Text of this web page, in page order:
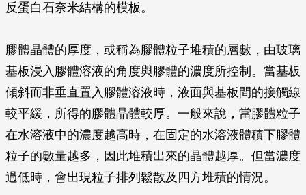
反蛋白石奈米結構的模板。
膠體晶體的厚度，或稱為膠體粒子堆積的層數，由玻璃
基板浸入膠體溶液的角度與膠體的濃度所控制。當基板
傾斜而非垂直置入膠體溶液時，液面與基板間的接觸線
較平緩，所得的膠體晶體較厚。一般來說，當膠體粒子
在水溶液中的濃度越高時，在固定的水溶液體積下膠體
粒子的數量越多，因此堆積出來的晶體越厚。但當濃度
過低時，會出現粒子排列鬆散及四方堆積的情況。